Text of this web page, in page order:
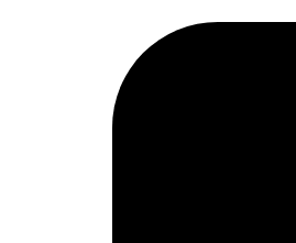
Технологии